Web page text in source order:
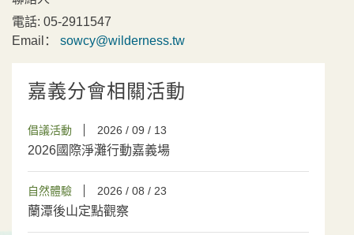
電話: 05-2911547
Email： sowcy@wilderness.tw
嘉義分會相關活動
倡議活動 2026 / 09 / 13
2026國際淨灘行動嘉義場
自然體驗 2026 / 08 / 23
蘭潭後山定點觀察